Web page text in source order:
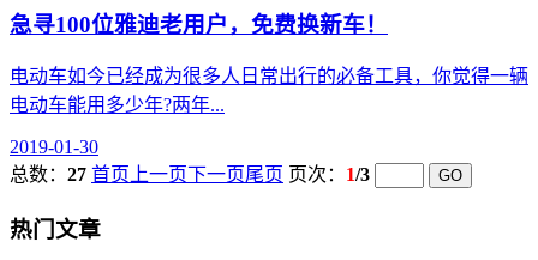
急寻100位雅迪老用户，免费换新车！
电动车如今已经成为很多人日常出行的必备工具，你觉得一辆
电动车能用多少年?两年...
2019-01-30
总数： 27 首页 上一页下一页尾页 页次： 1/3
热门文章